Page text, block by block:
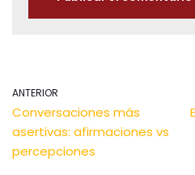
ANTERIOR
Conversaciones más
asertivas: afirmaciones vs
percepciones